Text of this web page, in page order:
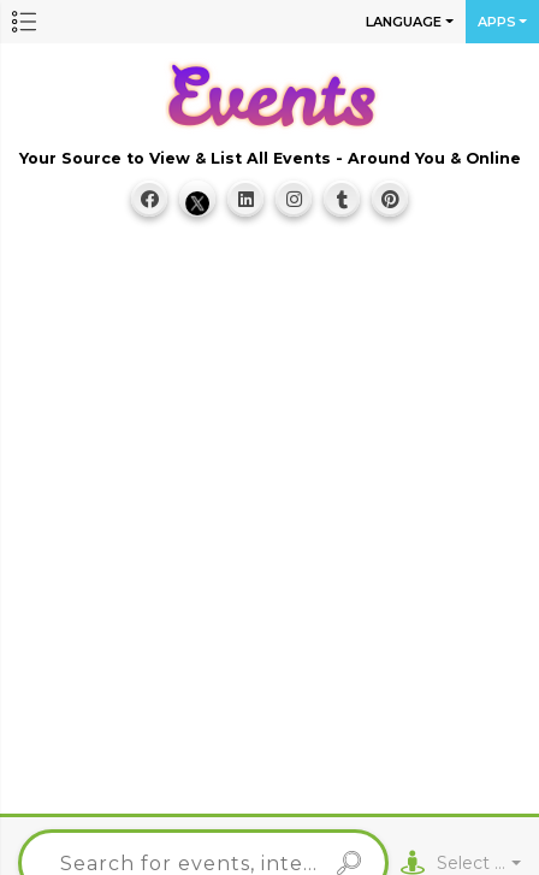
LANGUAGE APPS
Your Source to View & List All Events - Around You & Online
Select City